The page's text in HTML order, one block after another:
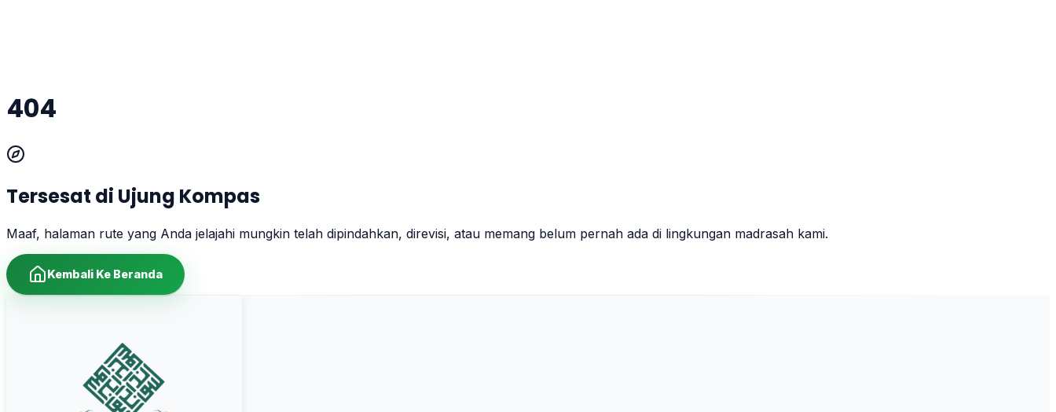
404
Tersesat di Ujung Kompas
Maaf, halaman rute yang Anda jelajahi mungkin telah dipindahkan, direvisi, atau memang belum pernah ada di lingkungan madrasah kami.
Kembali Ke Beranda